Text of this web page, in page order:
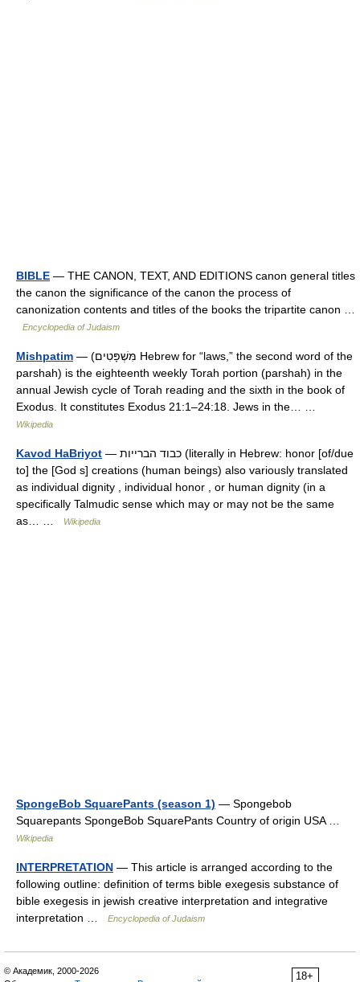
BIBLE — THE CANON, TEXT, AND EDITIONS canon general titles
the canon the significance of the canon the process of
canonization contents and titles of the books the tripartite canon …
Encyclopedia of Judaism
Mishpatim — (מִּשְׁפָּטִים Hebrew for “laws,” the second word of the
parshah) is the eighteenth weekly Torah portion (parshah) in the
annual Jewish cycle of Torah reading and the sixth in the book of
Exodus. It constitutes Exodus 21:1–24:18. Jews in the… …
Wikipedia
Kavod HaBriyot — כבוד הברייות (literally in Hebrew: honor [of/due
to] the [God s] creations (human beings) also variously translated
as individual dignity , individual honor , or human dignity (in a
specifically Talmudic sense which may or may not be the same
as… …
Wikipedia
SpongeBob SquarePants (season 1) — Spongebob
Squarepants SpongeBob SquarePants Country of origin USA …
Wikipedia
INTERPRETATION — This article is arranged according to the
following outline: definition of terms bible exegesis substance of
bible exegesis in jewish creative interpretation and integrative
interpretation …
Encyclopedia of Judaism
18+
© Академик, 2000-2026